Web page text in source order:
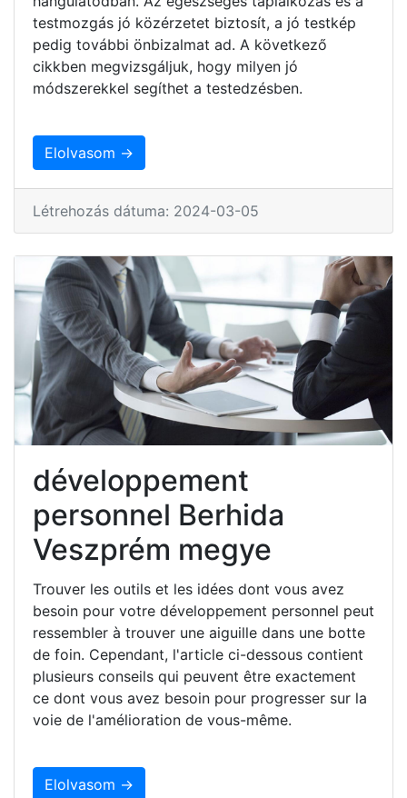
testmozgás jó közérzetet biztosít, a jó testkép
pedig további önbizalmat ad. A következő
cikkben megvizsgáljuk, hogy milyen jó
módszerekkel segíthet a testedzésben.
Elolvasom →
Létrehozás dátuma: 2024-03-05
développement
personnel Berhida
Veszprém megye
Trouver les outils et les idées dont vous avez
besoin pour votre développement personnel peut
ressembler à trouver une aiguille dans une botte
de foin. Cependant, l'article ci-dessous contient
plusieurs conseils qui peuvent être exactement
ce dont vous avez besoin pour progresser sur la
voie de l'amélioration de vous-même.
Elolvasom →